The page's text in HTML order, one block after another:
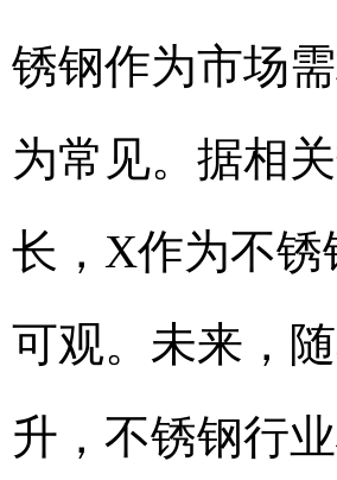
锈钢作为市场
为常见。据相
长，X作为不
可观。未来，
升，不锈钢行